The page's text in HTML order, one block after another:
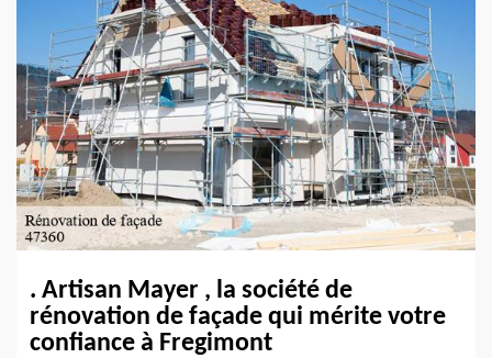
. Artisan Mayer , la société de
rénovation de façade qui mérite votre
confiance à Fregimont